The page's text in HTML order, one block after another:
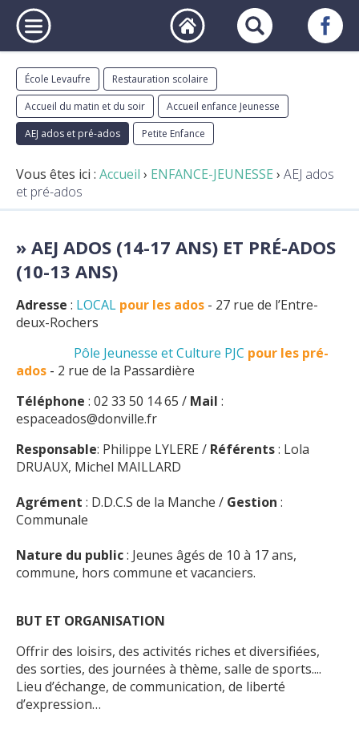
École Levaufre
Restauration scolaire
Accueil du matin et du soir
Accueil enfance Jeunesse
AEJ ados et pré-ados
Petite Enfance
Vous êtes ici : Accueil › ENFANCE-JEUNESSE › AEJ ados
et pré-ados
AEJ ADOS (14-17 ANS) ET PRÉ-ADOS
(10-13 ANS)
Adresse : LOCAL pour les ados - 27 rue de l’Entre-
deux-Rochers
Pôle Jeunesse et Culture PJC pour les pré-
ados - 2 rue de la Passardière
Téléphone : 02 33 50 14 65 / Mail :
espaceados@donville.fr
Responsable: Philippe LYLERE / Référents: Lola
DRUAUX, Michel MAILLARD
Agrément : D.D.C.S de la Manche / Gestion :
Communale
Nature du public: Jeunes âgés de 10 à 17 ans,
commune, hors commune et vacanciers.
BUT ET ORGANISATION
Offrir des loisirs, des activités riches et diversifiées,
des sorties, des journées à thème, salle de sports....
Lieu d’échange, de communication, de liberté
d’expression…